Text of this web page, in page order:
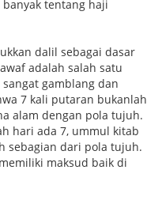
banyak tentang haji
dalil sebagai dasar
adalah salah satu
gamblang dan
7 kali putaran bukanlah
alam dengan pola tujuh.
hari ada 7, ummul kitab
sebagian dari pola tujuh.
maksud baik di